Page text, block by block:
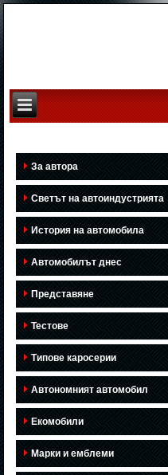
За автора
Светът на автоиндустрията
История на автомобила
Автомобилът днес
Представяне
Тестове
Типове каросерии
Автономният автомобил
Екомобили
Марки и емблеми